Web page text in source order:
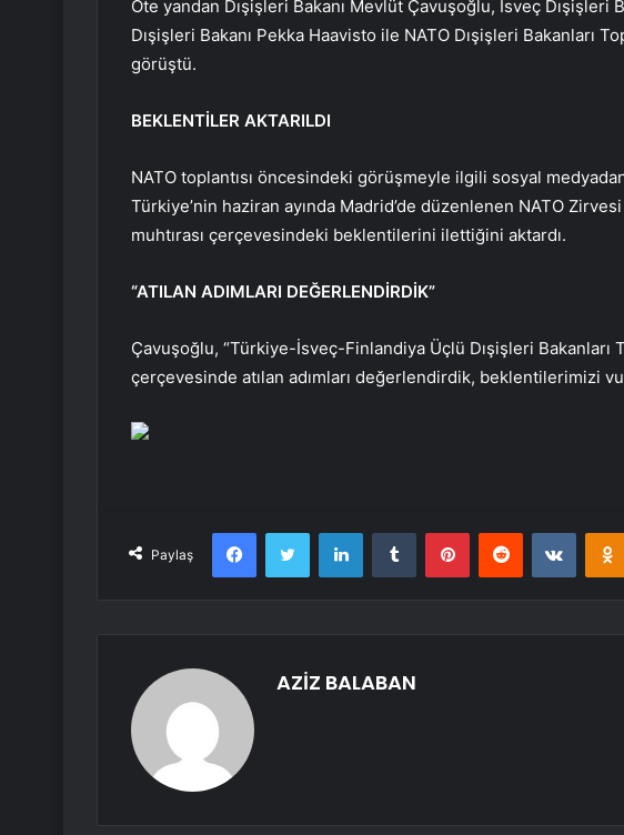
Öte yandan Dışişleri Bakanı Mevlüt Çavuşoğlu, İsveç Dışişleri
Dışişleri Bakanı Pekka Haavisto ile NATO Dışişleri Bakanları
görüştü.
BEKLENTİLER AKTARILDI
NATO toplantısı öncesindeki görüşmeyle ilgili sosyal
Türkiye’nin haziran ayında Madrid’de düzenlenen NATO
muhtırası çerçevesindeki beklentilerini ilettiğini aktardı.
“ATILAN ADIMLARI DEĞERLENDİRDİK”
Çavuşoğlu, “Türkiye-İsveç-Finlandiya Üçlü Dışişleri Bakanları
çerçevesinde atılan adımları değerlendirdik, beklentilerimizi
Paylaş
FacebookTwitter LinkedInTumblr PinterestReddit
AZİZ BALABAN